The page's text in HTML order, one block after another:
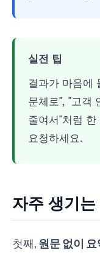
실전 팁
결과가 마음에
문체로", "고객
줄여서"처럼
요청하세요.
자주 생기
첫째, 원문 없이